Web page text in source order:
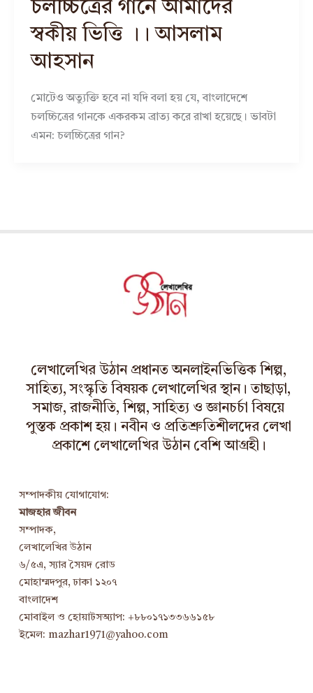
চলচ্চিত্রের গানে আমাদের
স্বকীয় ভিত্তি ।। আসলাম
আহসান
মোটেও অত্যুক্তি হবে না যদি বলা হয় যে, বাংলাদেশে
চলচ্চিত্রের গানকে একরকম ব্রাত্য করে রাখা হয়েছে। ভাবটা
এমন: চলচ্চিত্রের গান?
লেখালেখির উঠান প্রধানত অনলাইনভিত্তিক শিল্প,
সাহিত্য, সংস্কৃতি বিষয়ক লেখালেখির স্থান। তাছাড়া,
সমাজ, রাজনীতি, শিল্প, সাহিত্য ও জ্ঞানচর্চা বিষয়ে
পুস্তক প্রকাশ হয়। নবীন ও প্রতিশ্রুতিশীলদের লেখা
প্রকাশে লেখালেখির উঠান বেশি আগ্রহী।
সম্পাদকীয় যোগাযোগ:
মাজহার জীবন
সম্পাদক,
লেখালেখির উঠান
৬/৫এ, স্যার সৈয়দ রোড
মোহাম্মদপুর, ঢাকা ১২০৭
বাংলাদেশ
মোবাইল ও হোয়াটসঅ্যাপ: +৮৮০১৭১৩৩৬৬১৫৮
ইমেল: mazhar1971@yahoo.com